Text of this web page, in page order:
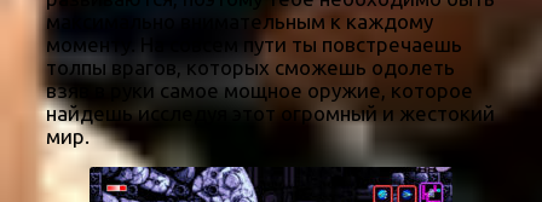
максимально внимательным к каждому
моменту. На совсем пути ты повстречаешь
толпы врагов, которых сможешь одолеть
взяв в руки самое мощное оружие, которое
найдешь исследуя этот огромный и жестокий
мир.